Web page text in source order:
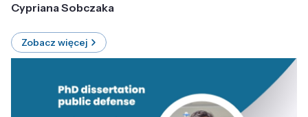
Cypriana Sobczaka
Zobacz więcej